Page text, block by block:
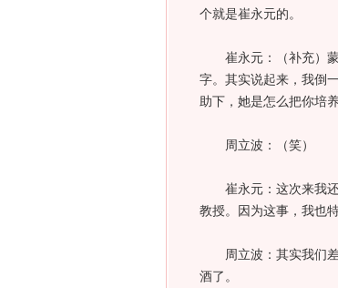
个就是崔永元的。
崔永元：（补充）蒙
字。其实说起来，我倒
助下，她是怎么把你培养
周立波：（笑）
崔永元：这次来我还
教授。因为这事，我也
周立波：其实我们差
酒了。